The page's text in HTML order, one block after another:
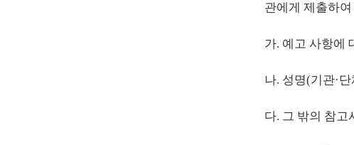
관에게 제출하
가. 예고 사항에
나. 성명(기관·
다. 그 밖의 참고